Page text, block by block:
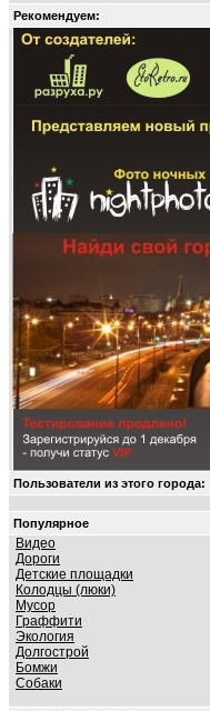
Рекомендуем:
Пользователи из этого города:
Популярное
Видео
Дороги
Детские площадки
Колодцы (люки)
Мусор
Граффити
Экология
Долгострой
Бомжи
Собаки